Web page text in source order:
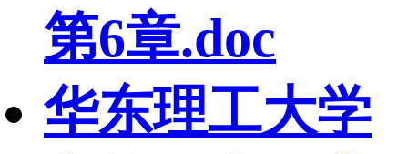
第6章.doc
华东理工大学